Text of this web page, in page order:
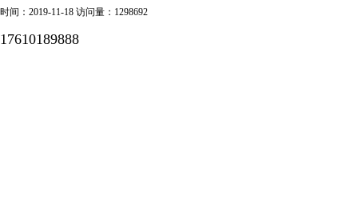
时间：2019-11-18 访问量：1298692
17610189888